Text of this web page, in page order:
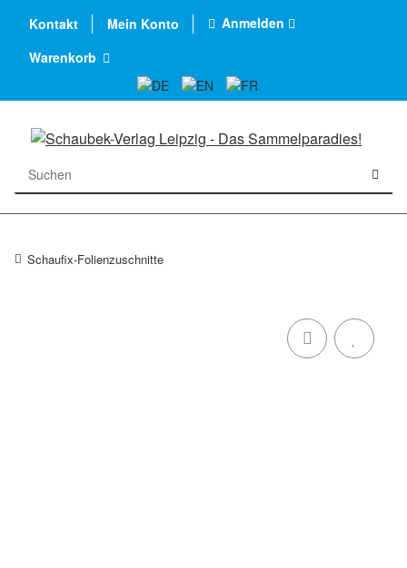
Kontakt Mein Konto
Anmelden
Warenkorb
Schaufix-Folienzuschnitte